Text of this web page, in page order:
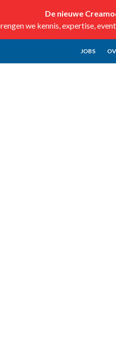
De nieuwe
we kennis, expertise,
JOBS